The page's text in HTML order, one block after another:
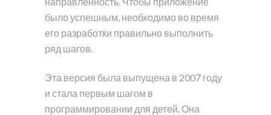
было успешным, необходимо во время
его разработки правильно выполнить
ряд шагов.
Эта версия была выпущена в 2007 году
и стала первым шагом в
программировании для детей. Она